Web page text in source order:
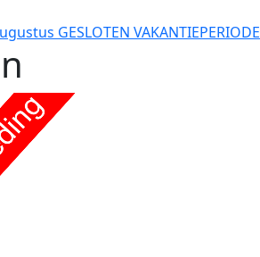
GESLOTEN VAKANTIEPERIODE